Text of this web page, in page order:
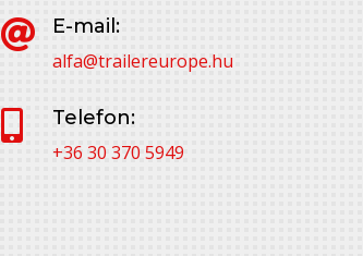

E-mail:
alfa@trailereurope.hu

Telefon:
+36 30 370 5949